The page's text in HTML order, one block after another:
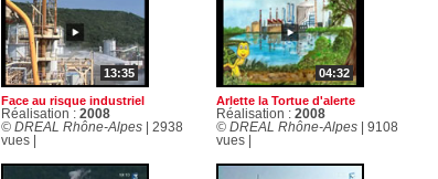
13:35
Face au risque industriel
Réalisation : 2008
© DREAL Rhône-Alpes| 2938
vues |
04:32
Arlette la Tortue d'alerte
Réalisation : 2008
© DREAL Rhône-Alpes| 9108
vues |